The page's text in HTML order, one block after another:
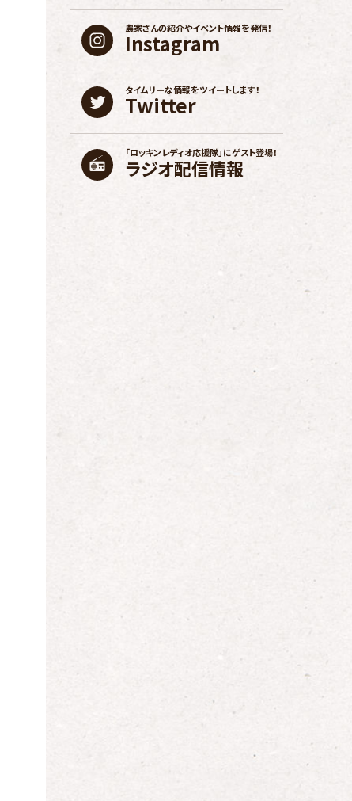
Instagram
農家さんの紹介やイベント情報を発信！
Twitter
タイムリーな情報をツイートします！
ラジオ配信情報
「ロッキンレディオ応援隊」にゲスト登場！